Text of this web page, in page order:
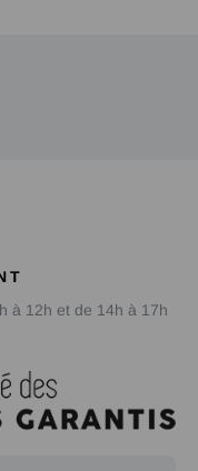
à 12h et de 14h à 17h